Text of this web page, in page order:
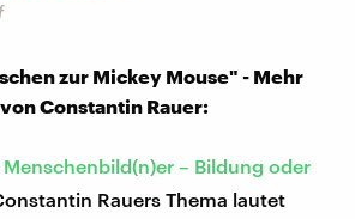
zur Mickey Mouse" - Mehr
Constantin Rauer:
– Bildung oder
​Rauers Thema lautet